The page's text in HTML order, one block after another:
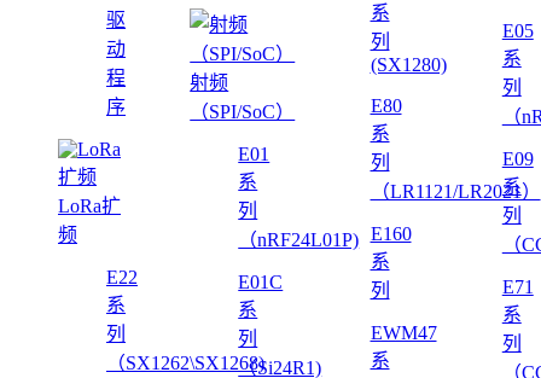
驱
动
程
序
LoRa扩
频
E22
系
列
（SX1262\SX1268)
射频
（SPI/SoC）
E01
系
列
（nRF24L01P)
E01C
系
列
（Si24R1)
系
列
(SX1280)
E80
系
列
（LR1121/LR2021）
E160
系
列
EWM47
系
E05
系
列
（
E09
系
列
（
E71
系
列
（